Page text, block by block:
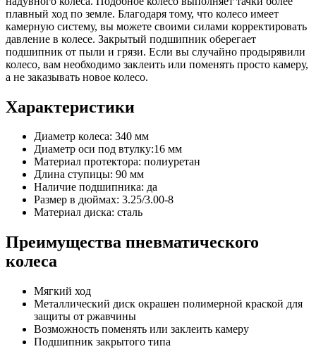
плавный ход по земле. Благодаря тому, что колесо имеет
камерную систему, вы можете своими силами корректировать
давление в колесе. Закрытый подшипник оберегает
подшипник от пыли и грязи. Если вы случайно продырявили
колесо, вам необходимо заклеить или поменять просто камеру,
а не заказывать новое колесо.
Характеристики
Диаметр колеса: 340 мм
Диаметр оси под втулку:16 мм
Материал протектора: полиуретан
Длина ступицы: 90 мм
Наличие подшипника: да
Размер в дюймах: 3.25/3.00-8
Материал диска: сталь
Преимущества пневматического
колеса
Мягкий ход
Металлический диск окрашен полимерной краской для
защиты от ржавчины
Возможность поменять или заклеить камеру
Подшипник закрытого типа